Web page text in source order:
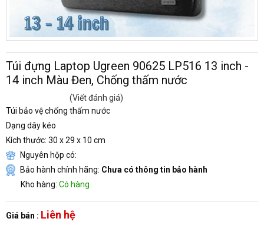
Túi đựng Laptop Ugreen 90625 LP516 13 inch -
14 inch Màu Đen, Chống thấm nước
(Viết đánh giá)
Túi bảo vệ chống thấm nước
Dạng dây kéo
Kích thước: 30 x 29 x 10 cm
Nguyên hộp có:
Bảo hành chính hãng: Chưa có thông tin bảo hành
Kho hàng: Có hàng
Giá bán : Liên hệ